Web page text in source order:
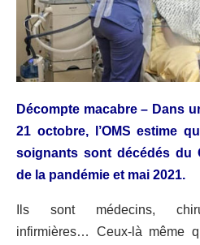
Décompte macabre – Dans
21 octobre, l’OMS estime
soignants sont décédés du
de la pandémie et mai 2021.
Ils sont médecins,
infirmières… Ceux-là même